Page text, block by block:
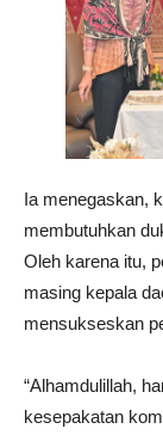
Ia menegaskan,
membutuhkan
Oleh karena itu,
masing kepala
mensukseskan
“Alhamdulillah,
kesepakatan